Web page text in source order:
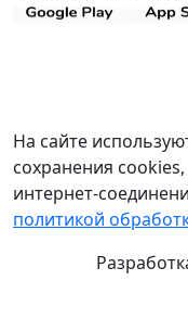
На сайте
сохранения
интернет-
политикой